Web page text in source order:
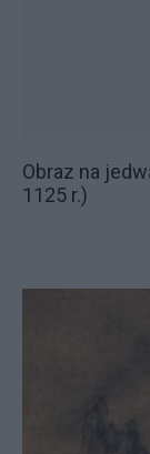
Obraz na
1125 r.)